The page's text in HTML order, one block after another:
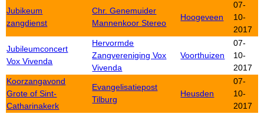
Jubikeum
zangdienst
Chr. Genemuider
Mannenkoor Stereo
Hoogeveen
07-
10-
2017
Jubileumconcert
Vox Vivenda
Hervormde
Zangvereniging Vox
Vivenda
Voorthuizen
07-
10-
2017
Koorzangavond
Grote of Sint-
Catharinakerk
Evangelisatiepost
Tilburg
Heusden
07-
10-
2017